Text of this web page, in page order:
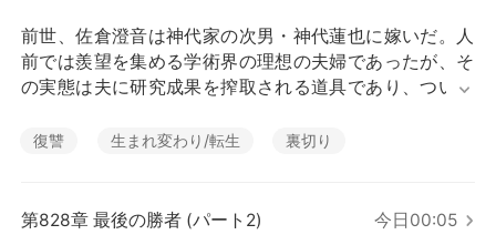
短編傑作
前世、佐倉澄音は神代家の次男・神代蓮也に嫁いだ。人
前では羨望を集める学術界の理想の夫婦であったが、そ
の実態は夫に研究成果を搾取される道具であり、ついに
た末に母子ともに命を落とした。
復讐 生まれ変わり/転生 裏切り
第828章 最後の勝者 (パート2) 今日00:05